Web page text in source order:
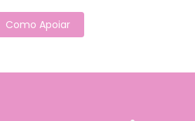
Como Apoiar